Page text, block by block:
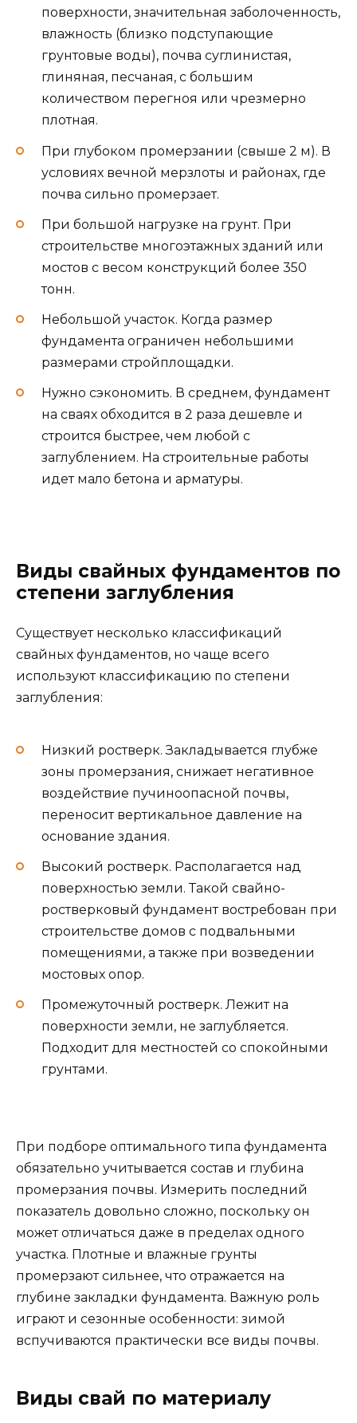
поверхности, значительная заболоченность,
влажность (близко подступающие
грунтовые воды), почва суглинистая,
глиняная, песчаная, с большим
количеством перегноя или чрезмерно
плотная.
При глубоком промерзании (свыше 2 м). В
условиях вечной мерзлоты и районах, где
почва сильно промерзает.
При большой нагрузке на грунт. При
строительстве многоэтажных зданий или
мостов с весом конструкций более 350
тонн.
Небольшой участок. Когда размер
фундамента ограничен небольшими
размерами стройплощадки.
Нужно сэкономить. В среднем, фундамент
на сваях обходится в 2 раза дешевле и
строится быстрее, чем любой с
заглублением. На строительные работы
идет мало бетона и арматуры.
Виды свайных фундаментов по
степени заглубления
Существует несколько классификаций
свайных фундаментов, но чаще всего
используют классификацию по степени
заглубления:
Низкий ростверк. Закладывается глубже
зоны промерзания, снижает негативное
воздействие пучиноопасной почвы,
переносит вертикальное давление на
основание здания.
Высокий ростверк. Располагается над
поверхностью земли. Такой свайно-
ростверковый фундамент востребован при
строительстве домов с подвальными
помещениями, а также при возведении
мостовых опор.
Промежуточный ростверк. Лежит на
поверхности земли, не заглубляется.
Подходит для местностей со спокойными
грунтами.
При подборе оптимального типа фундамента
обязательно учитывается состав и глубина
промерзания почвы. Измерить последний
показатель довольно сложно, поскольку он
может отличаться даже в пределах одного
участка. Плотные и влажные грунты
промерзают сильнее, что отражается на
глубине закладки фундамента. Важную роль
играют и сезонные особенности: зимой
вспучиваются практически все виды почвы.
Виды свай по материалу